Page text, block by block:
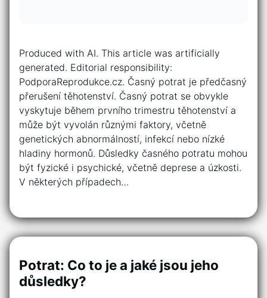
Produced with AI. This article was artificially
generated. Editorial responsibility:
PodporaReprodukce.cz. Časný potrat je předčasný
přerušení těhotenství. Časný potrat se obvykle
vyskytuje během prvního trimestru těhotenství a
může být vyvolán různými faktory, včetně
genetických abnormálností, infekcí nebo nízké
hladiny hormonů. Důsledky časného potratu mohou
být fyzické i psychické, včetně deprese a úzkosti.
V některých případech…
Potrat: Co to je a jaké jsou jeho
důsledky?